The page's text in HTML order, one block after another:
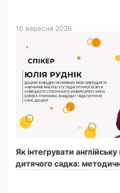
Як інтегрувати
дитячого садка:
16 вересня 2026